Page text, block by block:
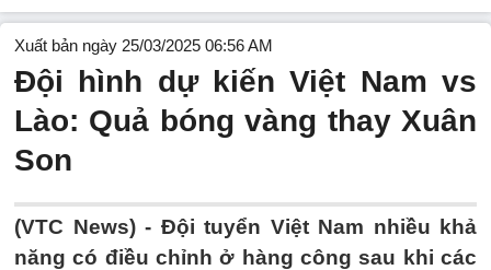
Xuất bản ngày 25/03/2025 06:56 AM
Đội hình dự kiến Việt Nam vs
Lào: Quả bóng vàng thay Xuân
Son
(VTC News) - Đội tuyển Việt Nam nhiều khả
năng có điều chỉnh ở hàng công sau khi các